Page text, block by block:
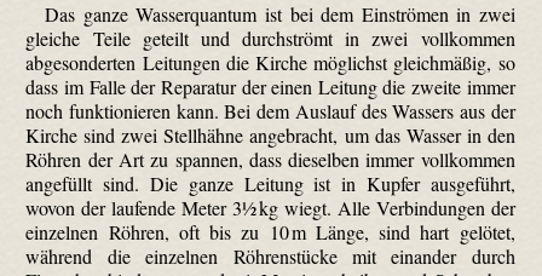
Das ganze Wasserquantum ist bei dem Einströmen in zwei
gleiche Teile geteilt und durchströmt in zwei vollkommen
abgesonderten Leitungen die Kirche möglichst gleichmäßig, so
dass im Falle der Reparatur der einen Leitung die zweite immer
noch funktionieren kann. Bei dem Auslauf des Wassers aus der
Kirche sind zwei Stellhähne angebracht, um das Wasser in den
Röhren der Art zu spannen, dass dieselben immer vollkommen
angefüllt sind. Die ganze Leitung ist in Kupfer ausgeführt,
wovon der laufende Meter 3½ kg wiegt. Alle Verbindungen der
einzelnen Röhren, oft bis zu 10 m Länge, sind hart gelötet,
während die einzelnen Röhrenstücke mit einander durch